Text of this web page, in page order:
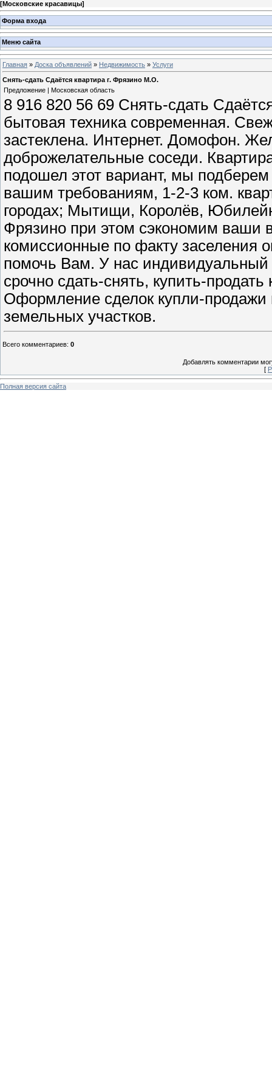
[Московские красавицы]
Форма входа
Меню сайта
Главная » Доска объявлений » Недвижимость » Услуги
Снять-сдать Сдаётся квартира г. Фрязино М.О.
Предложение | Московская область
8 916 820 56 69 Снять-сдать
бытовая техника современная.
застеклена. Интернет. Домофон.
доброжелательные соседи.
подошел этот вариант, мы
вашим требованиям, 1-2-3 ком.
городах; Мытищи, Королёв,
Фрязино при этом сэкономим ваши
комиссионные по факту заселения
помочь Вам. У нас
срочно сдать-снять, купить-
Оформление сделок купли-продажи
земельных участков.
Всего комментариев: 0
Добавлять комментарии
[
Полная версия сайта